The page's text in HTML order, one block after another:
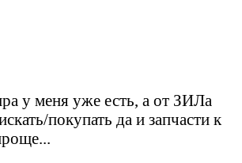
у меня уже есть, а от ЗИЛа
покупать да и запчасти к